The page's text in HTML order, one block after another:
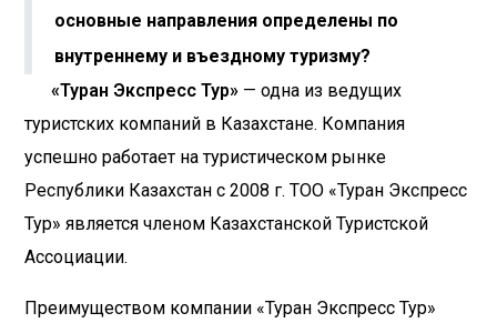
основные направления определены по
внутреннему и въездному туризму?
«Туран Экспресс Тур» — одна из ведущих
туристских компаний в Казахстане. Компания
успешно работает на туристическом рынке
Республики Казахстан с 2008 г. ТОО «Туран Экспресс
Тур» является членом Казахстанской Туристской
Ассоциации.
Преимуществом компании «Туран Экспресс Тур»